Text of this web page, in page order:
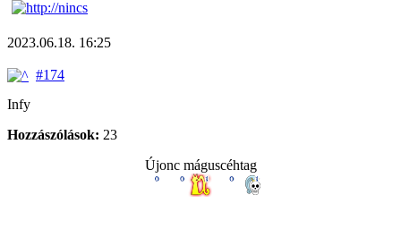
2023.06.18. 16:25
#174
Infy
Hozzászólások: 23
Újonc máguscéhtag